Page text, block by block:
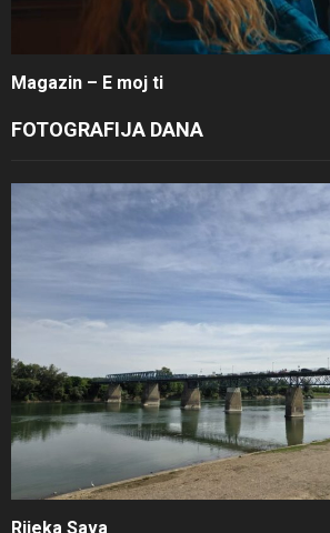
Magazin – E moj ti
FOTOGRAFIJA DANA
Rijeka Sava